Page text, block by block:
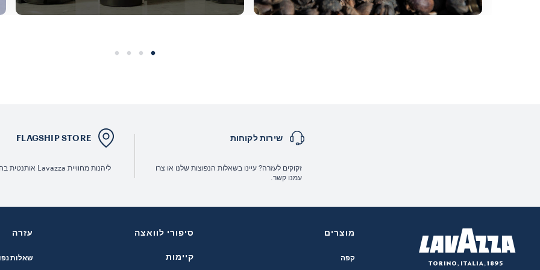
שירות לקוחות
זקוקים לעזרה? עיינו בשאלות הנפוצות שלנו או צרו
עמנו קשר.
FLAGSHIP STORE
ליהנות מחוויית Lavazza אותנטית בחנויות שלנו.
מוצרים
קפה
סיפורי לוואצה
קיימות
עזרה
שאלות